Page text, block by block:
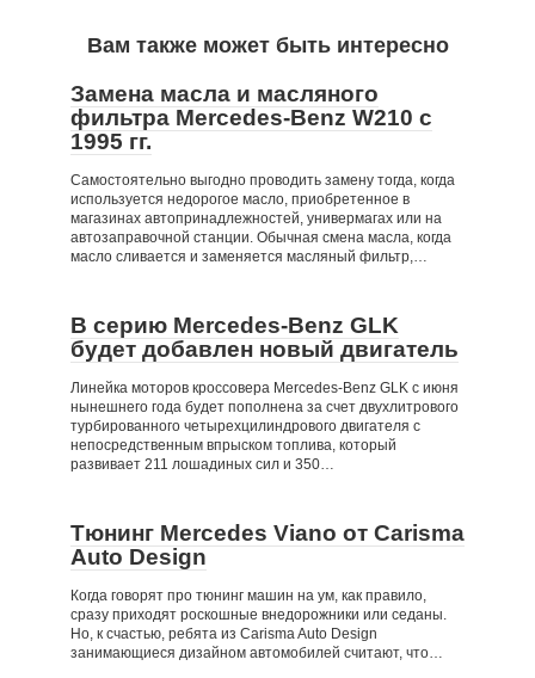
Вам также может быть интересно
Замена масла и масляного
фильтра Mercedes-Benz W210 c
1995 гг.
Самостоятельно выгодно проводить замену тогда, когда
используется недорогое масло, приобретенное в
магазинах автопринадлежностей, универмагах или на
автозаправочной станции. Обычная смена масла, когда
масло сливается и заменяется масляный фильтр,…
В серию Mercedes-Benz GLK
будет добавлен новый двигатель
Линейка моторов кроссовера Mercedes-Benz GLK с июня
нынешнего года будет пополнена за счет двухлитрового
турбированного четырехцилиндрового двигателя с
непосредственным впрыском топлива, который
развивает 211 лошадиных сил и 350…
Тюнинг Mercedes Viano от Carisma
Auto Design
Когда говорят про тюнинг машин на ум, как правило,
сразу приходят роскошные внедорожники или седаны.
Но, к счастью, ребята из Carisma Auto Design
занимающиеся дизайном автомобилей считают, что…